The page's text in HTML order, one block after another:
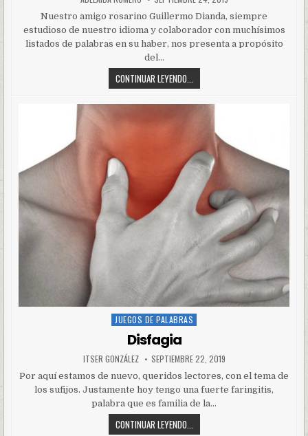
Nuestro amigo rosarino Guillermo Dianda, siempre
estudioso de nuestro idioma y colaborador con muchísimos
listados de palabras en su haber, nos presenta a propósito
del…
CONTINUAR LEYENDO...
Posted
JUEGOS DE PALABRAS
Disfagia
ITSER GONZÁLEZ SEPTIEMBRE 22, 2019
Por aquí estamos de nuevo, queridos lectores, con el tema de
los sufijos. Justamente hoy tengo una fuerte faringitis,
palabra que es familia de la…
CONTINUAR LEYENDO...